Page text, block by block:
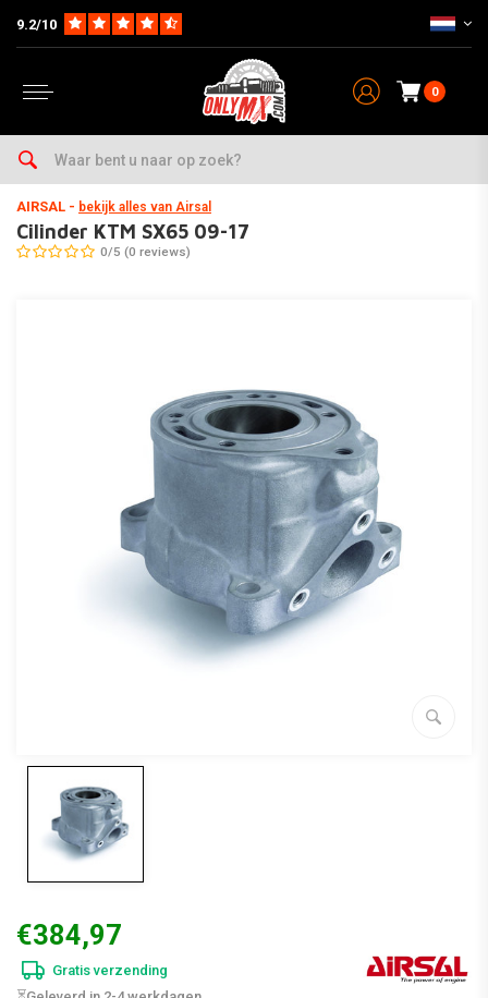
9.2/10
0
Home Motorblok
AIRSAL - bekijk alles van Airsal
Cilinder KTM SX65 09-17
0/5 (0 reviews)
€384,97
Gratis verzending